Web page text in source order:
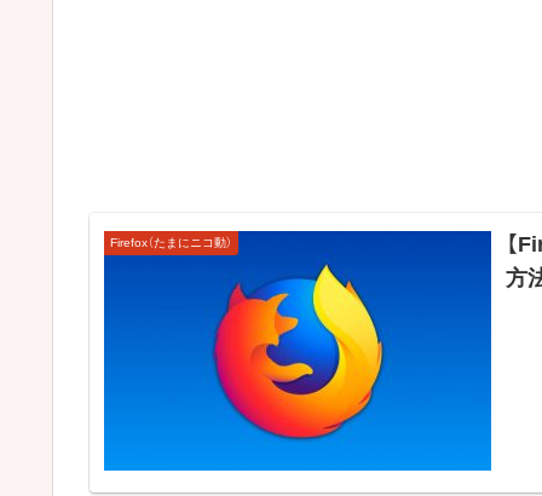
Firefox（たまにニコ動）
【
方